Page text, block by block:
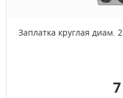
Заплатка круглая диам.